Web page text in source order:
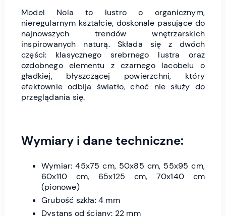
Model Nola to lustro o organicznym,
nieregularnym kształcie, doskonale pasujące do
najnowszych trendów wnętrzarskich
inspirowanych naturą. Składa się z dwóch
części: klasycznego srebrnego lustra oraz
ozdobnego elementu z czarnego lacobelu o
gładkiej, błyszczącej powierzchni, który
efektownie odbija światło, choć nie służy do
przeglądania się.
Wymiary i dane techniczne:
Wymiar: 45x75 cm, 50x85 cm, 55x95 cm,
60x110 cm, 65x125 cm, 70x140 cm
(pionowe)
Grubość szkła: 4 mm
Dystans od ściany: 22 mm